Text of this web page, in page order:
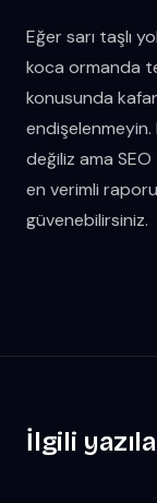
Eğer sarı taşlı
koca ormanda
konusunda
endişelenmeyin.
değiliz ama
en verimli
güvenebilirsiniz.
İlgili